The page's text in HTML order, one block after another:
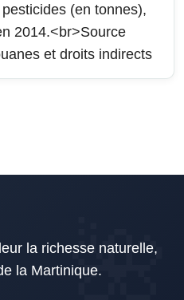
(en tonnes),
2014.<br>Source
et droits indirects
la richesse naturelle,
la Martinique.